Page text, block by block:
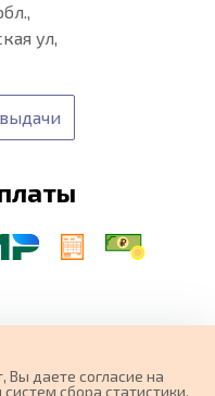
ул,
и
Вы даете согласие на
сбора статистики,